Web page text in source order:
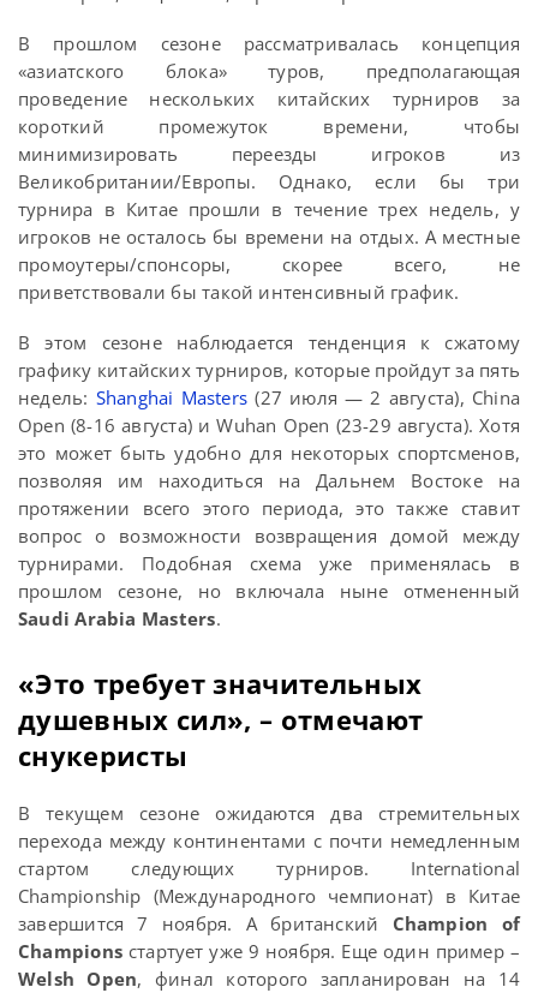
В прошлом сезоне рассматривалась концепция
«азиатского блока» туров, предполагающая
проведение нескольких китайских турниров за
короткий промежуток времени, чтобы
минимизировать переезды игроков из
Великобритании/Европы. Однако, если бы три
турнира в Китае прошли в течение трех недель, у
игроков не осталось бы времени на отдых. А местные
промоутеры/спонсоры, скорее всего, не
приветствовали бы такой интенсивный график.
В этом сезоне наблюдается тенденция к сжатому
графику китайских турниров, которые пройдут за пять
недель: Shanghai Masters (27 июля — 2 августа), China
Open (8-16 августа) и Wuhan Open (23-29 августа). Хотя
это может быть удобно для некоторых спортсменов,
позволяя им находиться на Дальнем Востоке на
протяжении всего этого периода, это также ставит
вопрос о возможности возвращения домой между
турнирами. Подобная схема уже применялась в
прошлом сезоне, но включала ныне отмененный
Saudi Arabia Masters.
«Это требует значительных
душевных сил», – отмечают
снукеристы
В текущем сезоне ожидаются два стремительных
перехода между континентами с почти немедленным
стартом следующих турниров. International
Championship (Международного чемпионат) в Китае
завершится 7 ноября. А британский Champion of
Champions стартует уже 9 ноября. Еще один пример –
Welsh Open, финал которого запланирован на 14